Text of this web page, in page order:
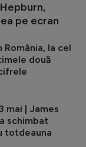
pe ecran
România, la cel
două
mai | James
schimbat
totdeauna